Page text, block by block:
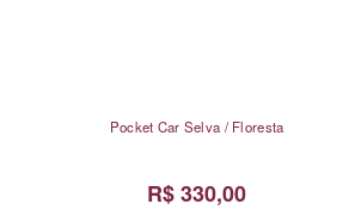
Pocket Car Selva / Floresta
R$ 330,00